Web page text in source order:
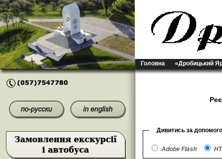
Головна «Дробицький
Дивитись за
Adobe Flash